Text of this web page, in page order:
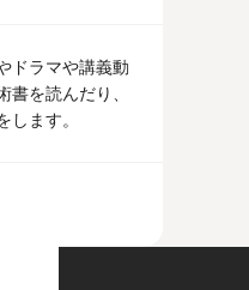
ドラマや講義動
書を読んだり、
します。